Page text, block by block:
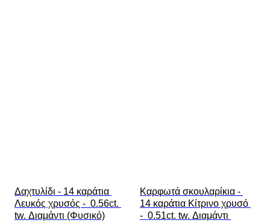
Δαχτυλίδι - 14 καράτια
Λευκός χρυσός -  0.56ct.
tw. Διαμάντι (Φυσικό)
Καρφωτά σκουλαρίκια -
14 καράτια Κίτρινο χρυσό
-  0.51ct. tw. Διαμάντι